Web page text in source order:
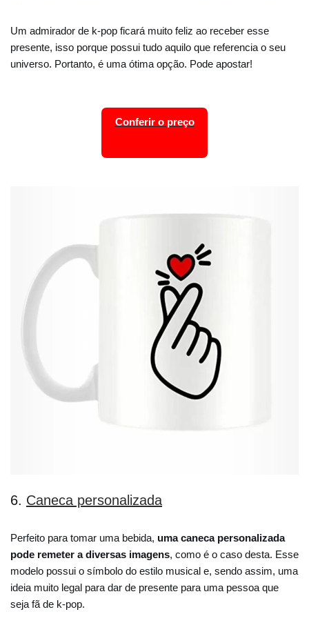
Um admirador de k-pop ficará muito feliz ao receber esse
presente, isso porque possui tudo aquilo que referencia o seu
universo. Portanto, é uma ótima opção. Pode apostar!
Conferir o preço
6. Caneca personalizada
Perfeito para tomar uma bebida, uma caneca personalizada
pode remeter a diversas imagens, como é o caso desta. Esse
modelo possui o símbolo do estilo musical e, sendo assim, uma
ideia muito legal para dar de presente para uma pessoa que
seja fã de k-pop.